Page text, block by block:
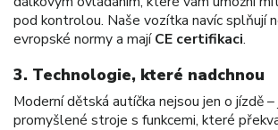
pod kontrolou. Naše vozítka navíc splňují
evropské normy a majíCE certifikaci.
3. Technologie, které nadchnou
Moderní dětská autíčka nejsou jen o jízdě
promyšlené stroje s funkcemi, které